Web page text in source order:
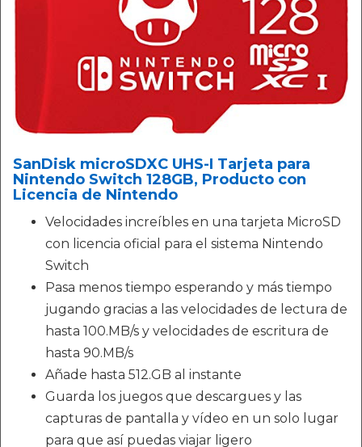
SanDisk microSDXC UHS-I Tarjeta para
Nintendo Switch 128GB, Producto con
Licencia de Nintendo
Velocidades increíbles en una tarjeta MicroSD
con licencia oficial para el sistema Nintendo
Switch
Pasa menos tiempo esperando y más tiempo
jugando gracias a las velocidades de lectura de
hasta 100.MB/s y velocidades de escritura de
hasta 90.MB/s
Añade hasta 512.GB al instante
Guarda los juegos que descargues y las
capturas de pantalla y vídeo en un solo lugar
para que así puedas viajar ligero